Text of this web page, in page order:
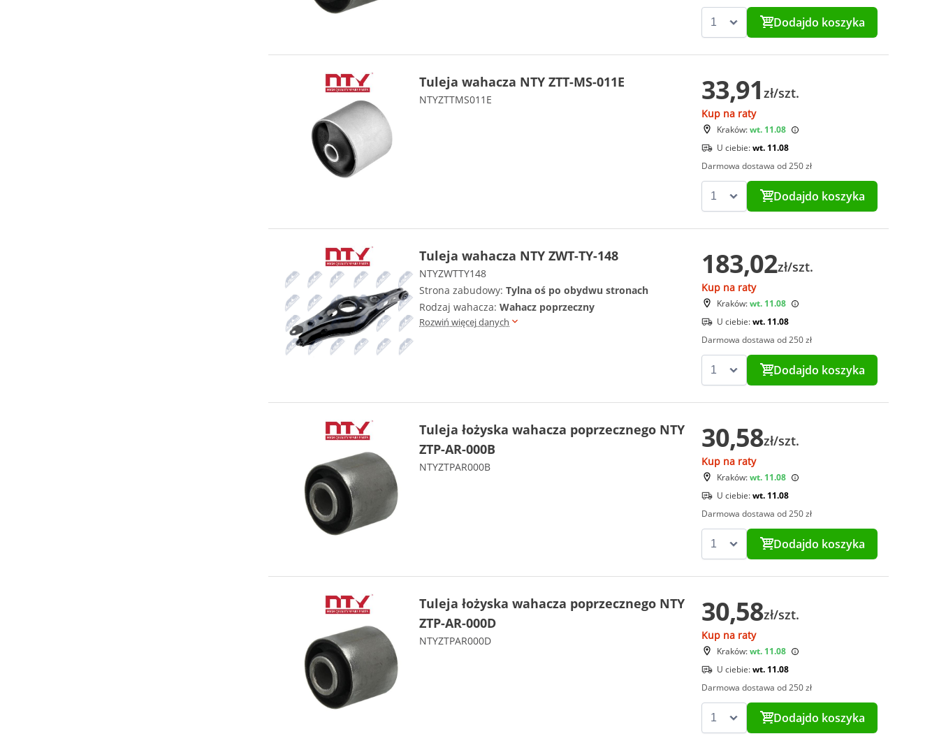
Dodajdo koszyka
Tuleja wahacza NTY ZTT-MS-011E
NTYZTTMS011E 33,91 zł/szt.
Kup na raty
Kraków:wt. 11.08
U ciebie:wt. 11.08
Darmowa dostawa od 250 zł
Dodajdo koszyka
Tuleja wahacza NTY ZWT-TY-148
NTYZWTTY148
Strona zabudowy: Tylna oś po obydwu stronach
Rodzaj wahacza: Wahacz poprzeczny
Rozwiń więcej danych
183,02zł/szt.
Kup na raty
Kraków:wt. 11.08
U ciebie:wt. 11.08
Darmowa dostawa od 250 zł
Dodajdo koszyka
Tuleja łożyska wahacza poprzecznego NTY
ZTP-AR-000B
NTYZTPAR000B
30,58zł/szt.
Kup na raty
Kraków:wt. 11.08
U ciebie:wt. 11.08
Darmowa dostawa od 250 zł
Dodajdo koszyka
Tuleja łożyska wahacza poprzecznego NTY
ZTP-AR-000D
NTYZTPAR000D
30,58zł/szt.
Kup na raty
Kraków:wt. 11.08
U ciebie:wt. 11.08
Darmowa dostawa od 250 zł
Dodajdo koszyka